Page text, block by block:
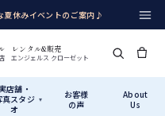
夏休みイベントのご案内♪
レンタル&販売
エンジェルス クローゼット
店舗・
真スタジ
オ
▾
お客様
の声
About
Us